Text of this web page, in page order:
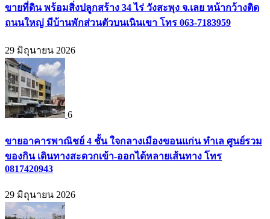
ขายที่ดิน พร้อมสิ่งปลูกสร้าง 34 ไร่ วังสะพุง จ.เลย หน้ากว้างติด
ถนนใหญ่ มีบ้านพักส่วนตัวบนเนินเขา โทร 063-7183959
29 มิถุนายน 2026
6
ขายอาคารพาณิชย์ 4 ชั้น ใจกลางเมืองขอนแก่น ทำเล ศูนย์รวม
ของกิน เดินทางสะดวกเข้า-ออกได้หลายเส้นทาง โทร
0817420943
29 มิถุนายน 2026